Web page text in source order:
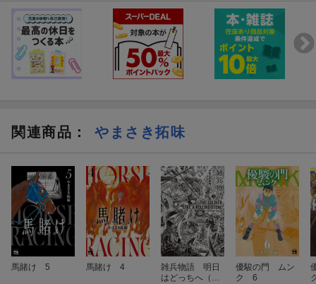
関連商品 ： やまさき拓味
馬賭け 5 馬賭け 4
雑兵物語 明日
はどっちへ（3
優駿の門 ムン
ク 6